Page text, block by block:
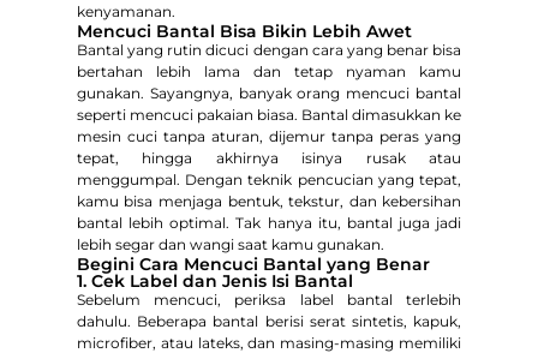
kenyamanan.
Mencuci Bantal Bisa Bikin Lebih Awet
Bantal yang rutin dicuci dengan cara yang benar bisa
bertahan lebih lama dan tetap nyaman kamu
gunakan. Sayangnya, banyak orang mencuci bantal
seperti mencuci pakaian biasa. Bantal dimasukkan ke
mesin cuci tanpa aturan, dijemur tanpa peras yang
tepat, hingga akhirnya isinya rusak atau
menggumpal. Dengan teknik pencucian yang tepat,
kamu bisa menjaga bentuk, tekstur, dan kebersihan
bantal lebih optimal. Tak hanya itu, bantal juga jadi
lebih segar dan wangi saat kamu gunakan.
Begini Cara Mencuci Bantal yang Benar
1. Cek Label dan Jenis Isi Bantal
Sebelum mencuci, periksa label bantal terlebih
dahulu. Beberapa bantal berisi serat sintetis, kapuk,
microfiber, atau lateks, dan masing-masing memiliki